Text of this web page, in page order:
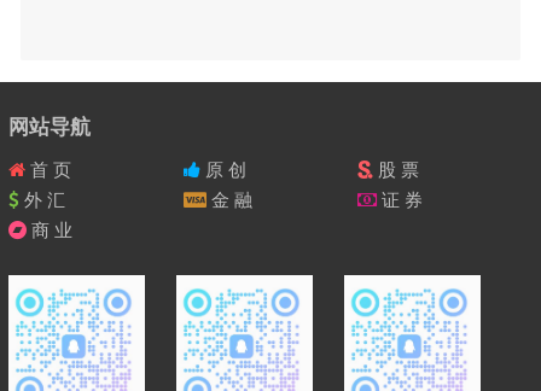
网站导航
首 页 原 创
股 票
外 汇
金 融
证 券
商 业